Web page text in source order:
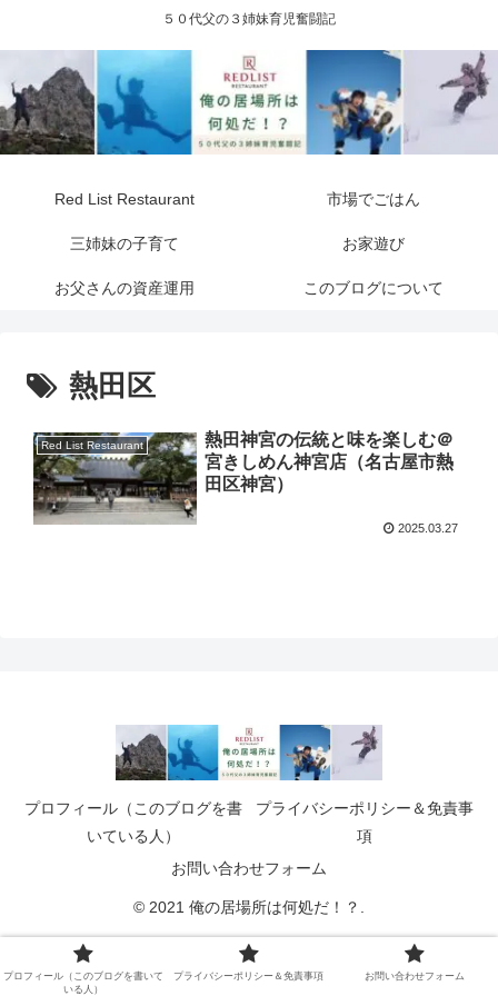
５０代父の３姉妹育児奮闘記
Red List Restaurant 市場でごはん
三姉妹の子育て お家遊び
お父さんの資産運用 このブログについて
熱田区
Red List Restaurant
熱田神宮の伝統と味を楽しむ＠
宮きしめん神宮店（名古屋市熱
田区神宮）
2025.03.27
プロフィール（このブログを書
いている人）
プライバシーポリシー＆免責事
項
お問い合わせフォーム
© 2021 俺の居場所は何処だ！？.
プロフィール（このブログを書いて
いる人）
プライバシーポリシー＆免責事項 お問い合わせフォーム